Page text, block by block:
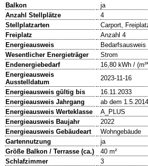
Balkon
ja
Anzahl Stellplätze
4
Stellplatzarten
Carport,
Freiplatz
Anzahl 4
Energieausweis
Bedarfsausweis
Wesentlicher Energieträger
Strom
Endenergiebedarf
16,80 kWh /
Energieausweis
Ausstelldatum
2023-11-16
Energieausweis gültig bis
16.11.2033
Energieausweis Jahrgang
ab dem 1.5.2014
Energieausweis Werteklasse
A_PLUS
Energieausweis Baujahr
2022
Energieausweis Gebäudeart
Wohngebäude
Gartennutzung
ja
Größe Balkon / Terrasse (ca.)
40 m²
Schlafzimmer
3